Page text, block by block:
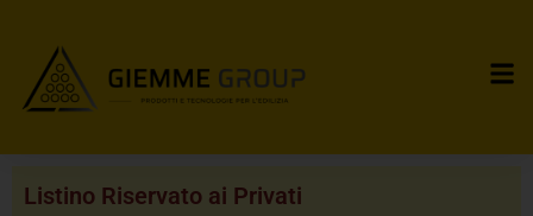
Listino Riservato ai Privati